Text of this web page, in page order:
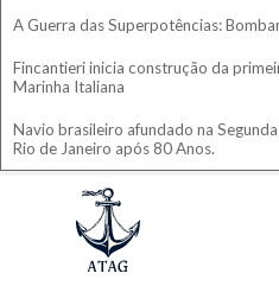
A Guerra das Superpotências:
Fincantieri inicia construção da
Marinha Italiana
Navio brasileiro afundado na
Rio de Janeiro após 80 Anos.